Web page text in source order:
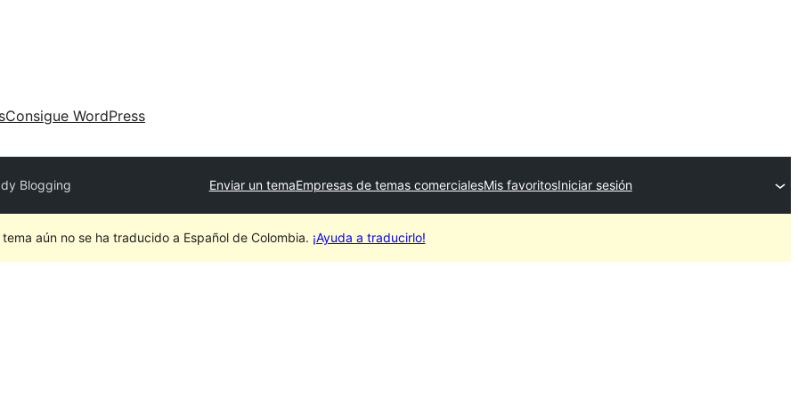
Consigue WordPress
Blogging Enviar un temaEmpresas de temas comercialesMis favoritosIniciar sesión
tema aún no se ha traducido a Español de Colombia. ¡Ayuda a traducirlo!